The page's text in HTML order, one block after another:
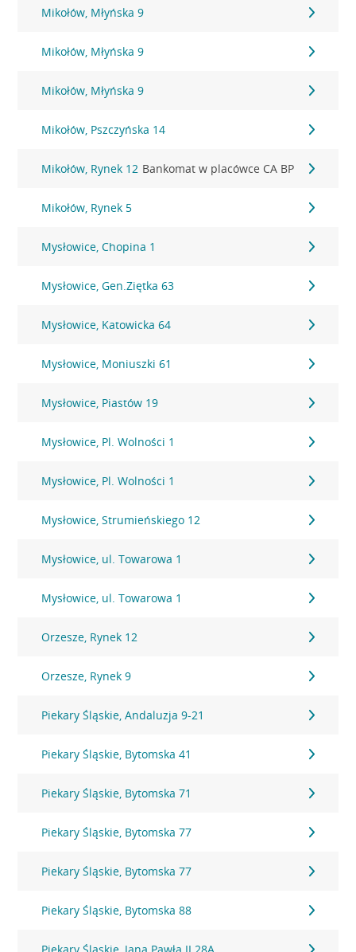
Mikołów, Młyńska 9
Mikołów, Młyńska 9
Mikołów, Młyńska 9
Mikołów, Pszczyńska 14
Mikołów, Rynek 12 Bankomat w placówce CA BP
Mikołów, Rynek 5
Mysłowice, Chopina 1
Mysłowice, Gen.Ziętka 63
Mysłowice, Katowicka 64
Mysłowice, Moniuszki 61
Mysłowice, Piastów 19
Mysłowice, Pl. Wolności 1
Mysłowice, Pl. Wolności 1
Mysłowice, Strumieńskiego 12
Mysłowice, ul. Towarowa 1
Mysłowice, ul. Towarowa 1
Orzesze, Rynek 12
Orzesze, Rynek 9
Piekary Śląskie, Andaluzja 9-21
Piekary Śląskie, Bytomska 41
Piekary Śląskie, Bytomska 71
Piekary Śląskie, Bytomska 77
Piekary Śląskie, Bytomska 77
Piekary Śląskie, Bytomska 88